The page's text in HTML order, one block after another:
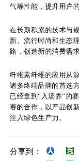
气等性能，提升用户
在长期积累的技术与
新、流行时尚和生态
路，创造新的消费需
纤维素纤维的应用从
诸多终端品牌的首选
已经拿到“入场券”的
赛的合作，以产品创
注入绿色生产力。
分享到：